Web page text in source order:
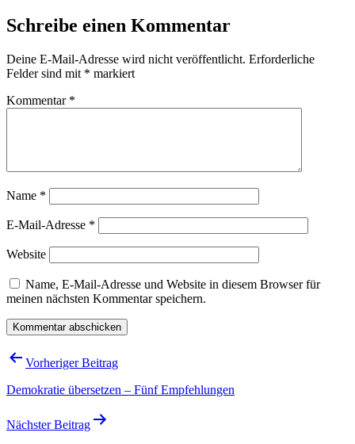
Schreibe einen Kommentar
Deine E-Mail-Adresse wird nicht veröffentlicht. Erforderliche
Felder sind mit * markiert
Kommentar *
Name *
E-Mail-Adresse *
Website
Name, E-Mail-Adresse und Website in diesem Browser für
meinen nächsten Kommentar speichern.
Beitragsnavigation
Vorheriger Beitrag
Demokratie übersetzen – Fünf Empfehlungen
Nächster Beitrag